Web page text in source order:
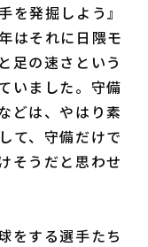
問
を発掘しよう』
はそれに日隈モ
足の速さという
いました。守備
どは、やはり素
て、守備だけで
そうだと思わせ
をする選手たち